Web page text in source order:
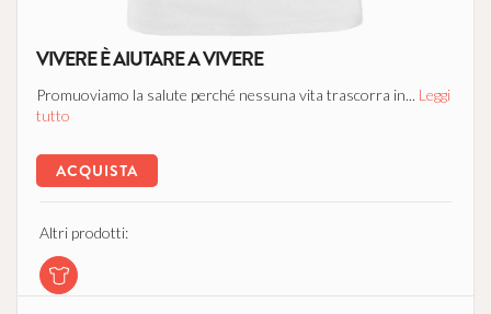
VIVERE È AIUTARE A VIVERE
Promuoviamo la salute perché nessuna vita trascorra in... Leggi
tutto
ACQUISTA
Altri prodotti: